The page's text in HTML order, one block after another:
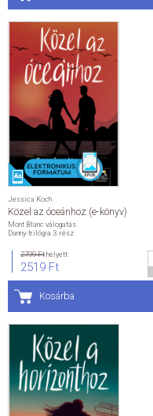
Jessica Koch
Közel az óceánhoz (e-könyv)
Mont Blanc válogatás
Danny-trilógia 3. rész
2799 Fthelyett
2519 Ft
Kosárba